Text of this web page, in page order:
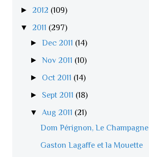
► 2012 (109)
▼ 2011 (297)
►Dec 2011 (14)
►Nov 2011 (10)
► Oct 2011 (14)
► Sept 2011 (18)
▼ Aug 2011 (21)
Dom Pérignon, Le Champagne
Gaston Lagaffe et la Mouette